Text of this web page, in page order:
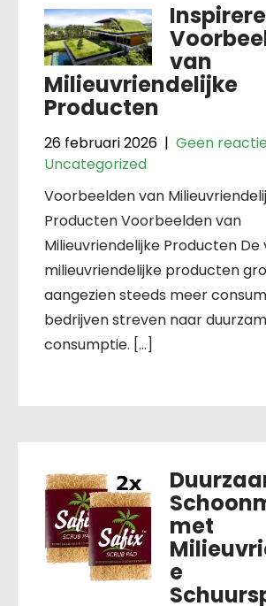
van
Milieuvriendelijke
Producten
26 februari 2026 | Geen
Uncategorized
Voorbeelden van
Producten Voorbeelden van
Milieuvriendelijke Producten
milieuvriendelijke producten
aangezien steeds meer
bedrijven streven naar
consumptie. […]
met
e